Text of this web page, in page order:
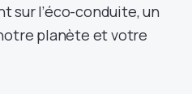
sur l’éco-conduite, un
planète et votre